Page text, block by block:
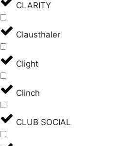
CLARITY
Clausthaler
Clight
Clinch
CLUB SOCIAL